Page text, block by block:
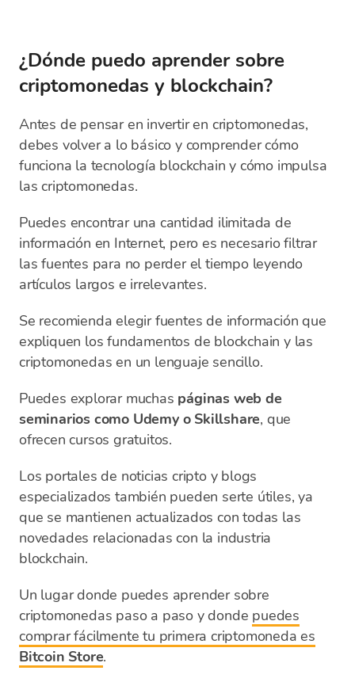
¿Dónde puedo aprender sobre
criptomonedas y blockchain?
Antes de pensar en invertir en criptomonedas,
debes volver a lo básico y comprender cómo
funciona la tecnología blockchain y cómo impulsa
las criptomonedas.
Puedes encontrar una cantidad ilimitada de
información en Internet, pero es necesario filtrar
las fuentes para no perder el tiempo leyendo
artículos largos e irrelevantes.
Se recomienda elegir fuentes de información que
expliquen los fundamentos de blockchain y las
criptomonedas en un lenguaje sencillo.
Puedes explorar muchas páginas web de
seminarios como Udemy o Skillshare, que
ofrecen cursos gratuitos.
Los portales de noticias cripto y blogs
especializados también pueden serte útiles, ya
que se mantienen actualizados con todas las
novedades relacionadas con la industria
blockchain.
Un lugar donde puedes aprender sobre
criptomonedas paso a paso y donde puedes
comprar fácilmente tu primera criptomoneda es
Bitcoin Store.